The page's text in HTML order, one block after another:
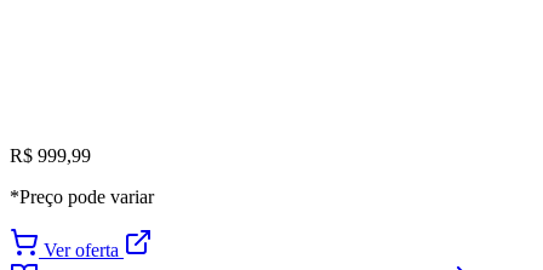
R$ 999,99
*Preço pode variar
Ver oferta